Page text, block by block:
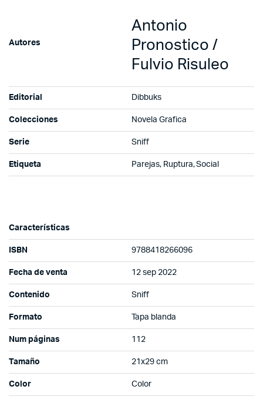
Autores
Antonio
Pronostico /
Fulvio Risuleo
Editorial Dibbuks
Colecciones Novela Grafica
Serie Sniff
Etiqueta Parejas, Ruptura, Social
Características
ISBN 9788418266096
Fecha de venta 12 sep 2022
Contenido Sniff
Formato Tapa blanda
Num páginas 112
Tamaño 21x29 cm
Color Color